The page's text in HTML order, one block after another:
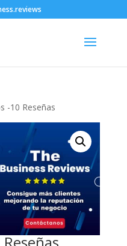
-10 Reseñas